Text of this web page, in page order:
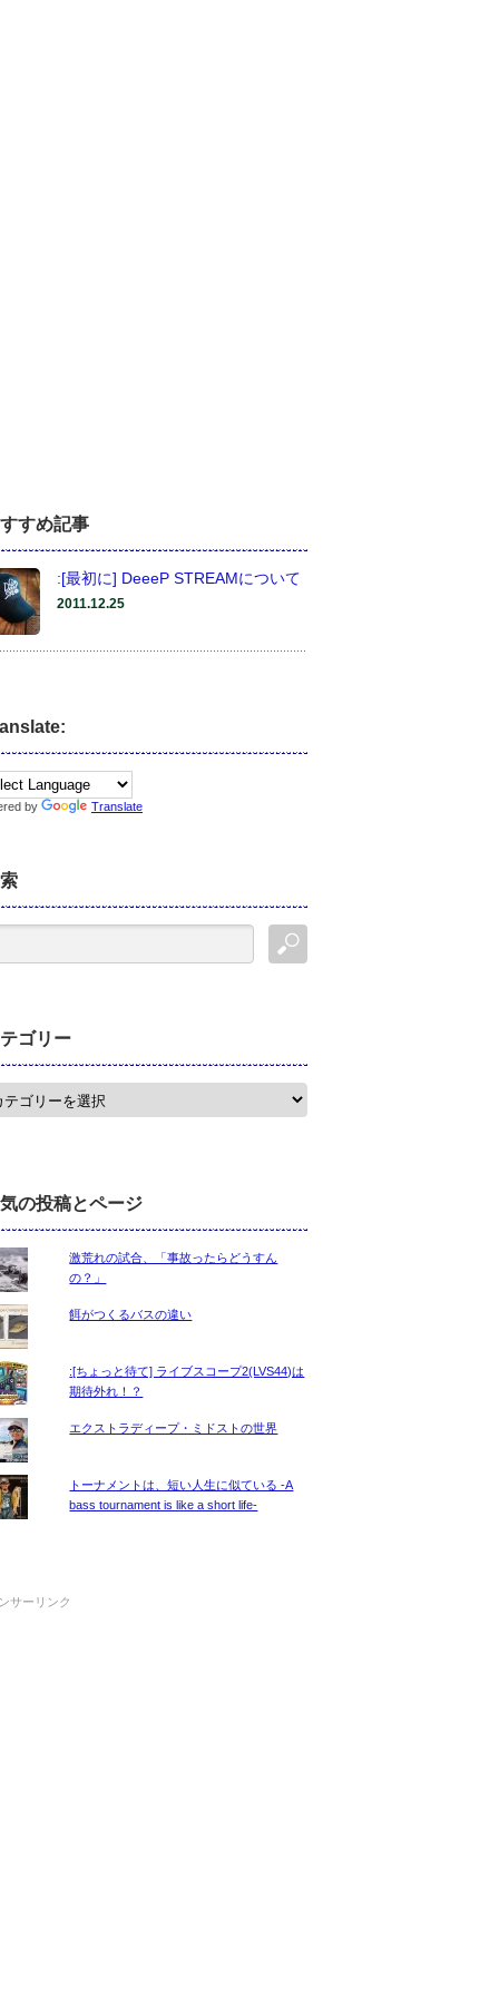
すめ記事
:[最初に] DeeeP STREAMについて
2011.12.25
by Translate
ゴリー
の投稿とページ
激荒れの試合、「事故ったらどうすん
の？」
餌がつくるバスの違い
:[ちょっと待て] ライブスコープ2(LVS44)は
期待外れ！？
エクストラディープ・ミドストの世界
トーナメントは、短い人生に似ている -A
bass tournament is like a short life-
サーリンク